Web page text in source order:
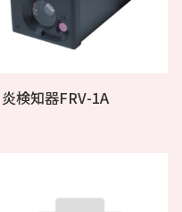
炎検知器FRV-1A